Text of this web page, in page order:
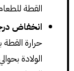
القطة
انخفاض
حرارة